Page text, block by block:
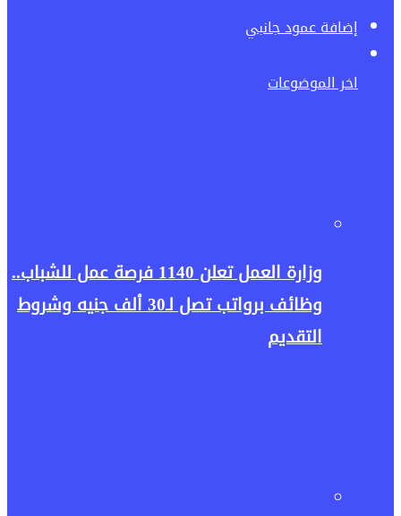
إضافة عمود جانبي
اخر الموضوعات
وزارة العمل تعلن 1140 فرصة عمل للشباب..
وظائف برواتب تصل لـ30 ألف جنيه وشروط
التقديم